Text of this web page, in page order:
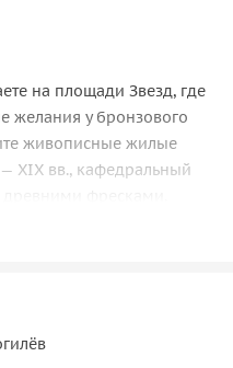
на площади Звезд, где
желания у бронзового
живописные жилые
XIX вв., кафедральный
монастыря каменная